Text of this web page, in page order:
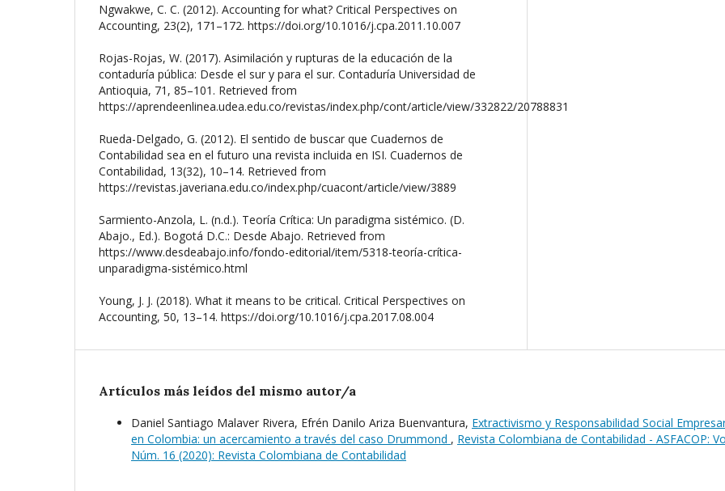
Ngwakwe, C. C. (2012). Accounting for what? Critical Perspectives on
Accounting, 23(2), 171–172. https://doi.org/10.1016/j.cpa.2011.10.007
Rojas-Rojas, W. (2017). Asimilación y rupturas de la educación de la
contaduría pública: Desde el sur y para el sur. Contaduría Universidad de
Antioquia, 71, 85–101. Retrieved from
https://aprendeenlinea.udea.edu.co/revistas/index.php/cont/article/view/332822/20788831
Rueda-Delgado, G. (2012). El sentido de buscar que Cuadernos de
Contabilidad sea en el futuro una revista incluida en ISI. Cuadernos de
Contabilidad, 13(32), 10–14. Retrieved from
https://revistas.javeriana.edu.co/index.php/cuacont/article/view/3889
Sarmiento-Anzola, L. (n.d.). Teoría Crítica: Un paradigma sistémico. (D.
Abajo., Ed.). Bogotá D.C.: Desde Abajo. Retrieved from
https://www.desdeabajo.info/fondo-editorial/item/5318-teoría-crítica-
unparadigma-sistémico.html
Young, J. J. (2018). What it means to be critical. Critical Perspectives on
Accounting, 50, 13–14. https://doi.org/10.1016/j.cpa.2017.08.004
Artículos más leídos del mismo autor/a
Daniel Santiago Malaver Rivera, Efrén Danilo Ariza Buenvantura, Extractivismo y Responsabilidad Social
en Colombia: un acercamiento a través del caso Drummond , Revista Colombiana de Contabilidad - ASFACOP:
Núm. 16 (2020): Revista Colombiana de Contabilidad